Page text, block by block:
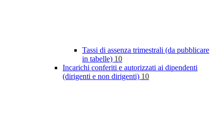
Tassi di assenza trimestrali (da pubblicare
in tabelle) 10
Incarichi conferiti e autorizzati ai dipendenti
(dirigenti e non dirigenti) 10